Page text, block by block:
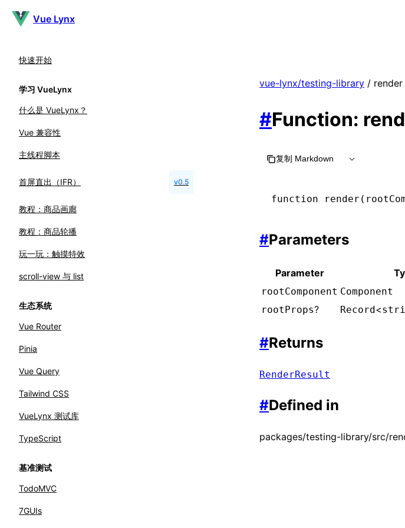
Vue Lynx
快速开始
学习 VueLynx
什么是 VueLynx？
Vue 兼容性
主线程脚本
首屏直出（IFR） v0.5
教程：商品画廊
教程：商品轮播
玩一玩：触摸特效
scroll-view 与 list
生态系统
Vue Router
Pinia
Vue Query
Tailwind CSS
VueLynx 测试库
TypeScript
基准测试
TodoMVC
7GUIs
vue-lynx/testing-library / render
#Function:
复制 Markdown
function render
#Parameters
Parameter
rootComponent Component
rootProps? Record<
#Returns
RenderResult
#Defined in
packages/testing-library/src/